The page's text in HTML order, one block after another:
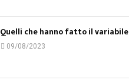
Quelli che hanno fatto il variabile
09/08/2023